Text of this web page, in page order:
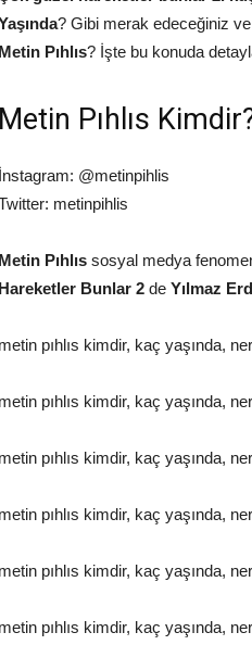
? Gibi merak edeceğiniz
Metin Pıhlıs? İşte bu konuda
Metin Pıhlıs
İnstagram: @metinpihlis
metinpihlis
Metin Pıhlıs sosyal medya
Hareketler Bunlar 2 de Yılmaz
metin pıhlıs kimdir, kaç yaşında,
metin pıhlıs kimdir, kaç yaşında,
metin pıhlıs kimdir, kaç yaşında,
metin pıhlıs kimdir, kaç yaşında,
metin pıhlıs kimdir, kaç yaşında,
metin pıhlıs kimdir, kaç yaşında,